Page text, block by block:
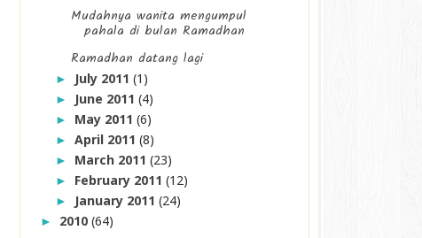
Mudahnya wanita mengumpul
pahala di bulan Ramadhan
Ramadhan datang lagi
► July 2011(1)
► June 2011(4)
► May 2011(6)
►April 2011(8)
► March 2011(23)
► February 2011(12)
► January 2011(24)
► 2010(64)